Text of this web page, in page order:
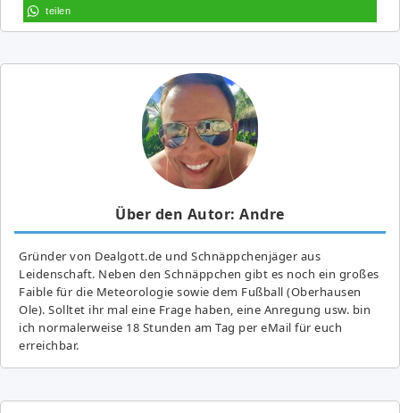
teilen
Über den Autor: Andre
Gründer von Dealgott.de und Schnäppchenjäger aus
Leidenschaft. Neben den Schnäppchen gibt es noch ein großes
Fai­ble für die Meteorologie sowie dem Fußball (Oberhausen
Ole). Solltet ihr mal eine Frage haben, eine Anregung usw. bin
ich normalerweise 18 Stunden am Tag per eMail für euch
erreichbar.